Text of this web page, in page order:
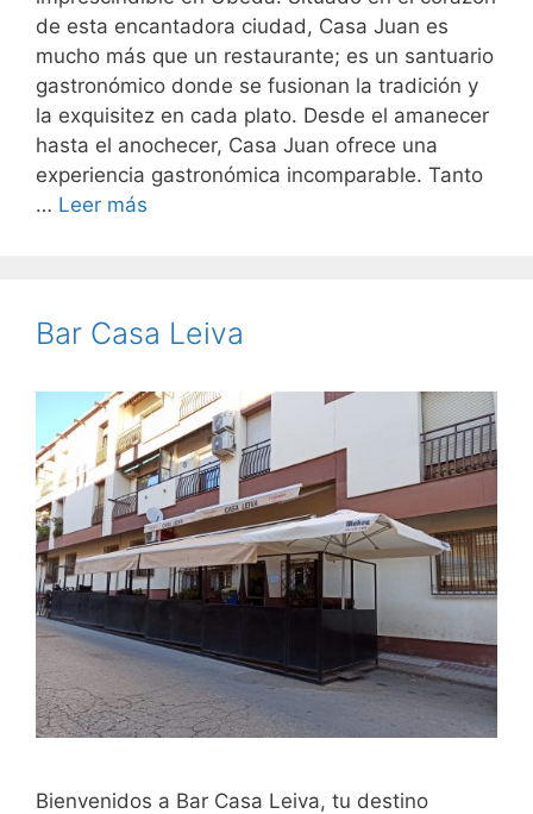
de esta encantadora ciudad, Casa Juan es
mucho más que un restaurante; es un santuario
gastronómico donde se fusionan la tradición y
la exquisitez en cada plato. Desde el amanecer
hasta el anochecer, Casa Juan ofrece una
experiencia gastronómica incomparable. Tanto
… Leer más
Bar Casa Leiva
Bienvenidos a Bar Casa Leiva, tu destino